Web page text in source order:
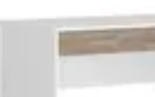
Prêts et CréditsCrédits et EmpruntsFrais et Tarifs
Crédits et Financements
Conseil Banque